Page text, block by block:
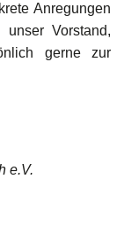
Anregungen
Vorstand,
gerne zur
e.V.